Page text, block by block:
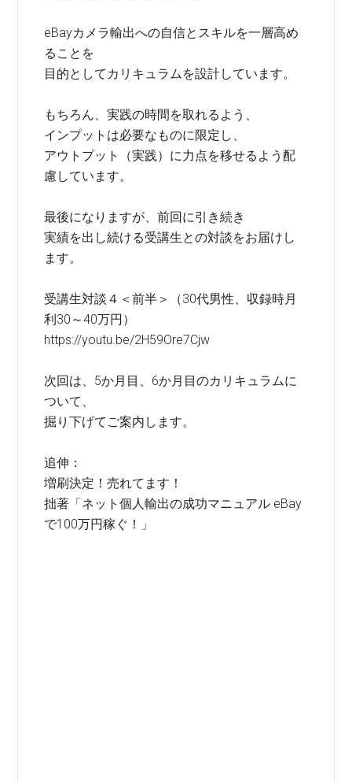
eBayカメラ輸出への自信とスキルを一層高め
ることを
目的としてカリキュラムを設計しています。
もちろん、実践の時間を取れるよう、
インプットは必要なものに限定し、
アウトプット（実践）に力点を移せるよう配
慮しています。
最後になりますが、前回に引き続き
実績を出し続ける受講生との対談をお届けし
ます。
受講生対談４＜前半＞（30代男性、収録時月
利30～40万円）
https://youtu.be/2H59Ore7Cjw
次回は、5か月目、6か月目のカリキュラムに
ついて、
掘り下げてご案内します。
追伸：
増刷決定！売れてます！
拙著「ネット個人輸出の成功マニュアル eBay
で100万円稼ぐ！」